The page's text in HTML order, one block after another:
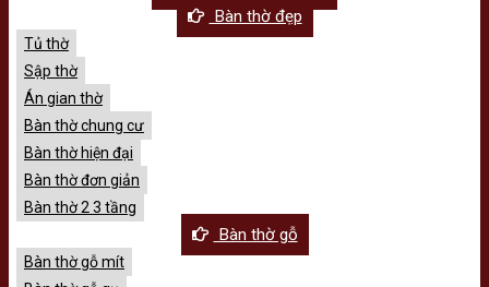
Bàn thờ đẹp
Tủ thờ
Sập thờ
Án gian thờ
Bàn thờ chung cư
Bàn thờ hiện đại
Bàn thờ đơn giản
Bàn thờ 2 3 tầng
Bàn thờ gỗ
Bàn thờ gỗ mít